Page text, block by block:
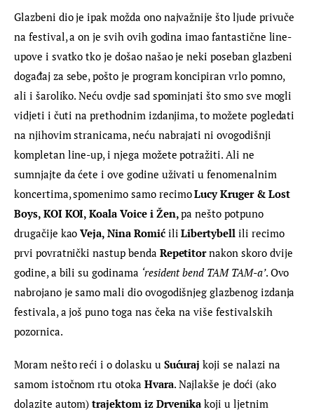
Glazbeni dio je ipak možda ono najvažnije što ljude privuče
na festival, a on je svih ovih godina imao fantastične line-
upove i svatko tko je došao našao je neki poseban glazbeni
događaj za sebe, pošto je program koncipiran vrlo pomno,
ali i šaroliko. Neću ovdje sad spominjati što smo sve mogli
vidjeti i čuti na prethodnim izdanjima, to možete pogledati
na njihovim stranicama, neću nabrajati ni ovogodišnji
kompletan line-up, i njega možete potražiti. Ali ne
sumnjajte da ćete i ove godine uživati u fenomenalnim
koncertima, spomenimo samo recimo Lucy Kruger & Lost
Boys, KOI KOI, Koala Voice i Žen, pa nešto potpuno
drugačije kao Veja, Nina Romić ili Libertybell ili recimo
prvi povratnički nastup benda Repetitor nakon skoro dvije
godine, a bili su godinama ‘resident bend TAM TAM-a’. Ovo
nabrojano je samo mali dio ovogodišnjeg glazbenog izdanja
festivala, a još puno toga nas čeka na više festivalskih
pozornica.
Moram nešto reći i o dolasku u Sućuraj koji se nalazi na
samom istočnom rtu otoka Hvara. Najlakše je doći (ako
dolazite autom) trajektom iz Drvenika koji u ljetnim